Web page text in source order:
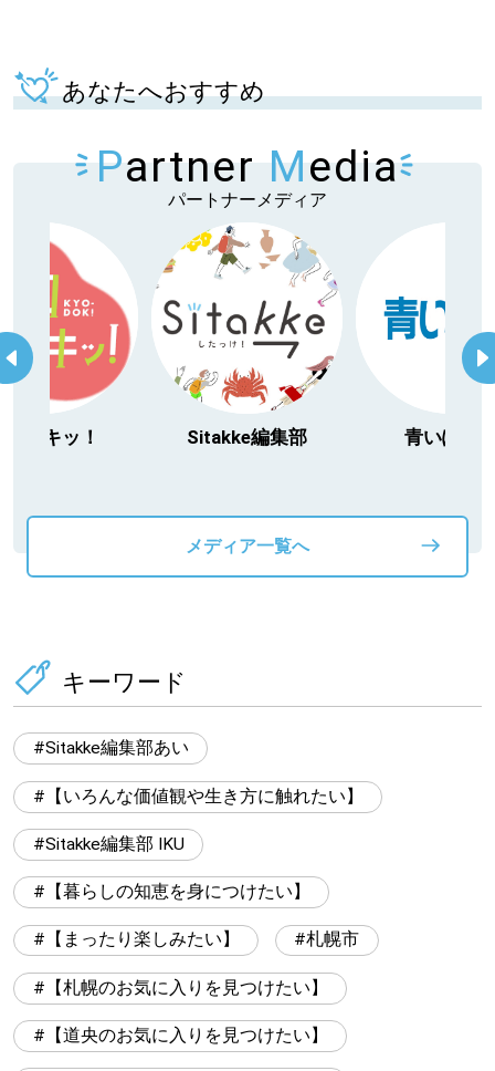
あなたへおすすめ
Partner Media
パートナーメディア
日ドキッ！ Sitakke編集部 青いぽす
メディア一覧へ
キーワード
Sitakke編集部あい
【いろんな価値観や生き方に触れたい】
Sitakke編集部 IKU
【暮らしの知恵を身につけたい】
【まったり楽しみたい】 札幌市
【札幌のお気に入りを見つけたい】
【道央のお気に入りを見つけたい】